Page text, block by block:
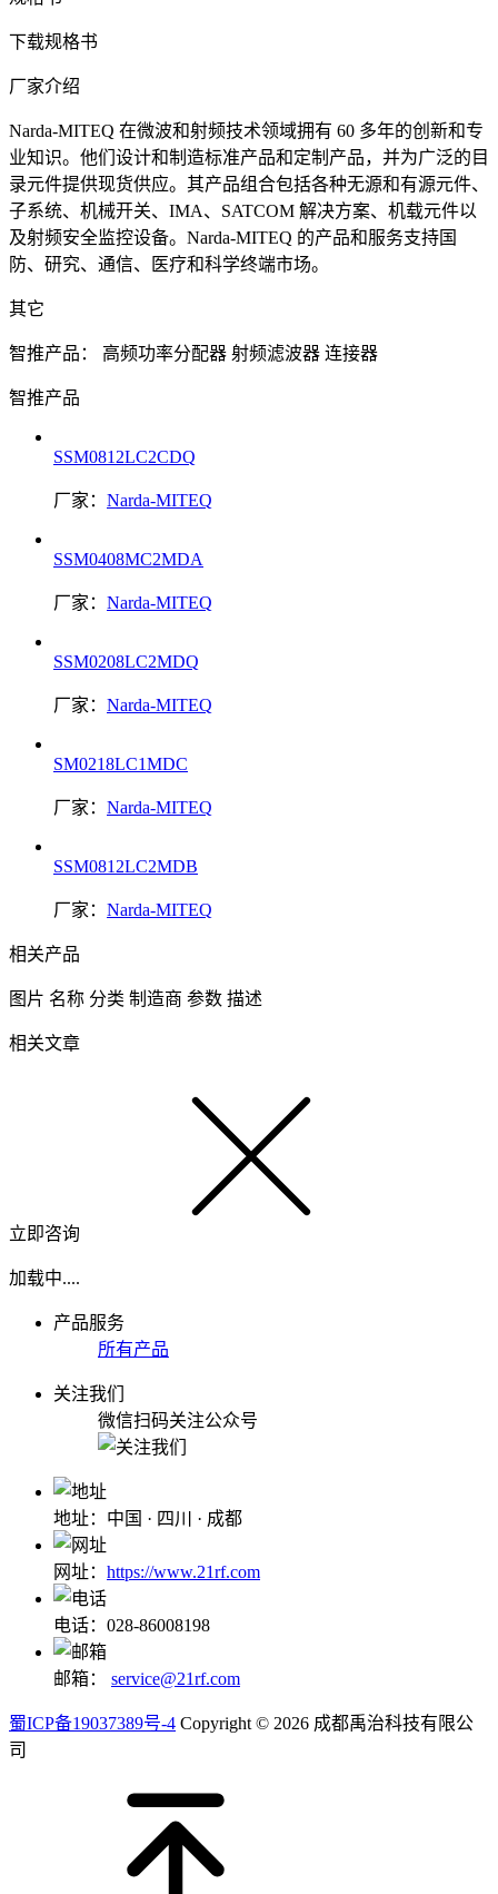
下载规格书
厂家介绍
Narda-MITEQ 在微波和射频技术领域拥有 60 多年的创新和专
业知识。他们设计和制造标准产品和定制产品，并为广泛的目
录元件提供现货供应。其产品组合包括各种无源和有源元件、
子系统、机械开关、IMA、SATCOM 解决方案、机载元件以
及射频安全监控设备。Narda-MITEQ 的产品和服务支持国
防、研究、通信、医疗和科学终端市场。
其它
智推产品： 高频功率分配器 射频滤波器 连接器
智推产品
SSM0812LC2CDQ
厂家： Narda-MITEQ
SSM0408MC2MDA
厂家： Narda-MITEQ
SSM0208LC2MDQ
厂家： Narda-MITEQ
SM0218LC1MDC
厂家： Narda-MITEQ
SSM0812LC2MDB
厂家： Narda-MITEQ
相关产品
图片 名称 分类 制造商 参数 描述
相关文章
立即咨询
加载中....
产品服务
所有产品
关注我们
微信扫码关注公众号
地址：中国 · 四川 · 成都
网址： https://www.21rf.com
电话：028-86008198
邮箱： service@21rf.com
蜀ICP备19037389号-4 Copyright © 2026 成都禹治科技有限公
司